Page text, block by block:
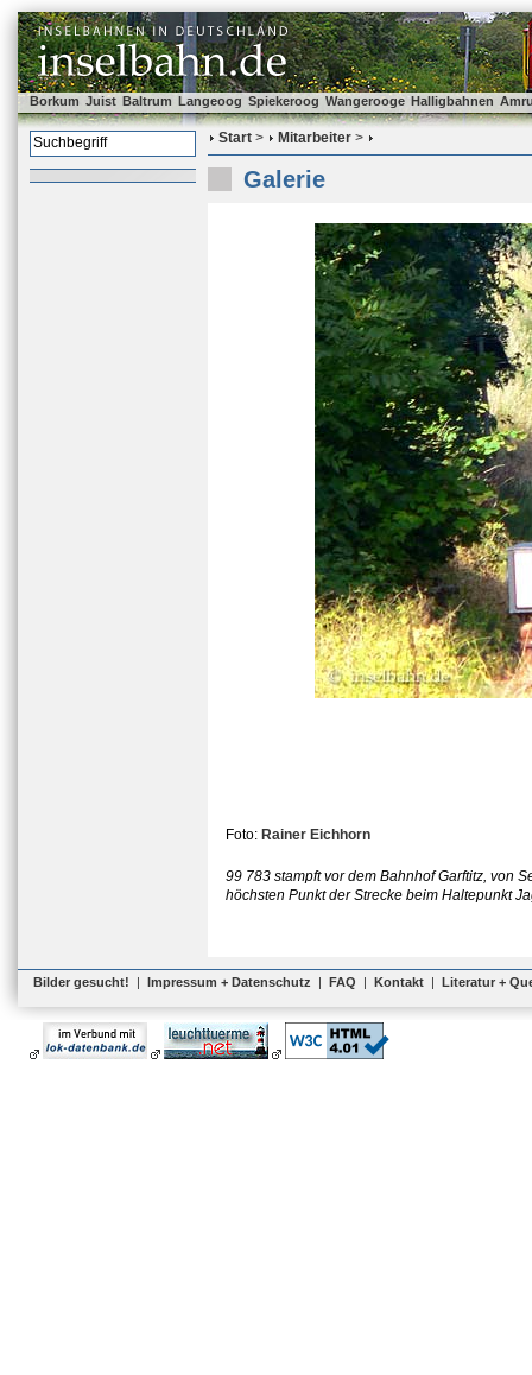
Borkum Juist Baltrum Langeoog Spiekeroog Wangerooge Halligbahnen
Start > Mitarbeiter >
Galerie
Foto: Rainer Eichhorn
99 783 stampft vor dem Bahnhof Garftitz, von
höchsten Punkt der Strecke beim Haltepunkt
Bilder gesucht! | Impressum + Datenschutz | FAQ | Kontakt | Literatur +